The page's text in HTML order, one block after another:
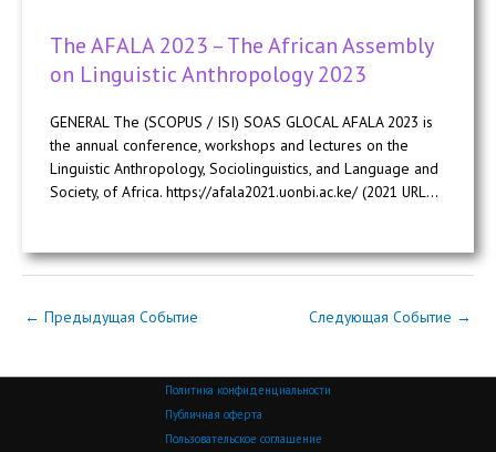
The AFALA 2023 – The African Assembly
on Linguistic Anthropology 2023
GENERAL The (SCOPUS / ISI) SOAS GLOCAL AFALA 2023 is
the annual conference, workshops and lectures on the
Linguistic Anthropology, Sociolinguistics, and Language and
Society, of Africa. https://afala2021.uonbi.ac.ke/ (2021 URL...
← Предыдущая Событие Следующая Событие →
Политика конфиденциальности
Публичная оферта
Пользовательское соглашение